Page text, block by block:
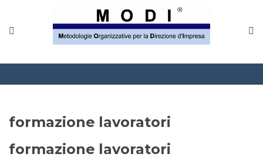
formazione lavoratori
formazione lavoratori